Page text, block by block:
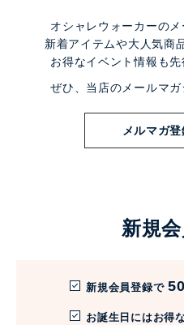
オシャレウォーカーのメ
新着アイテムや大人気商
お得なイベント情報も
ぜひ、当店のメールマガ
メルマガ
新規
新規会員登録で
お誕生日にはお得